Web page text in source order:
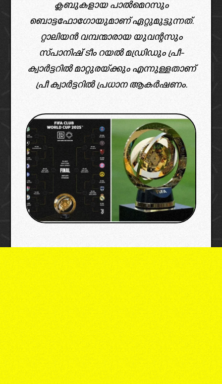
ക്ലബുകളായ പാല്‍മെറസും
ബൊട്ടഫോഗോയുമാണ് ഏറ്റുമുട്ടുന്നത്.
റ്റാലിയന്‍ വമ്പന്മാരായ യുവന്റസും
സ്പാനിഷ് ടീം റയല്‍ മഡ്രിഡും പ്രീ-
ക്വാര്‍ട്ടറില്‍ മാറ്റുരയ്ക്കും എന്നുള്ളതാണ്
പ്രീ ക്വാർട്ടറിൽ പ്രധാന ആകർഷണം.
image: fifa